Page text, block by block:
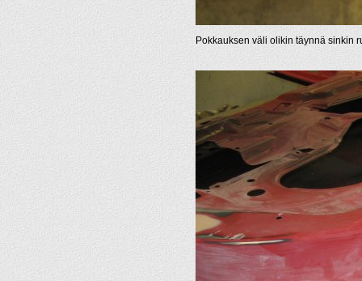
Pokkauksen väli olikin täynnä sinkin